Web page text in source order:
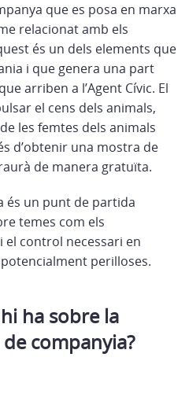
que es posa en marxa
relacionat amb els
és un dels elements que
i que genera una part
arriben a l’Agent Cívic. El
el cens dels animals,
les femtes dels animals
d’obtenir una mostra de
de manera gratuïta.
és un punt de partida
temes com els
el control necessari en
perilloses.
ha sobre la
companyia?